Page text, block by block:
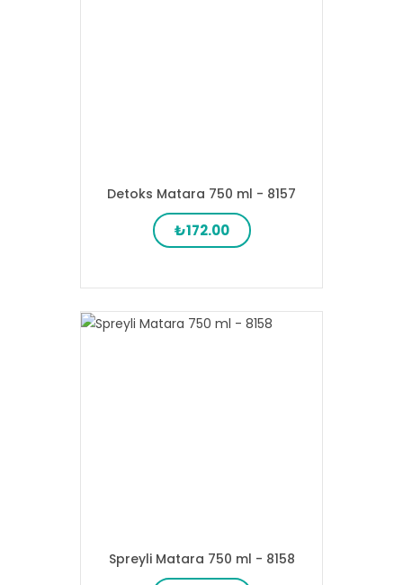
Detoks Matara 750 ml - 8157
₺172.00
Spreyli Matara 750 ml - 8158